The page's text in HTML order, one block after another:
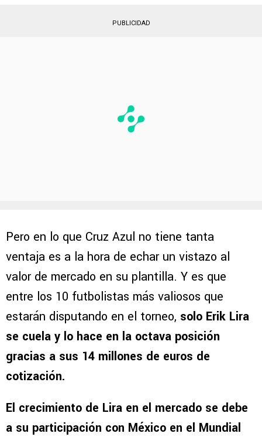
PUBLICIDAD
Pero en lo que Cruz Azul no tiene tanta
ventaja es a la hora de echar un vistazo al
valor de mercado en su plantilla. Y es que
entre los 10 futbolistas más valiosos que
estarán disputando en el torneo, solo Erik Lira
se cuela y lo hace en la octava posición
gracias a sus 14 millones de euros de
cotización.
El crecimiento de Lira en el mercado se debe
a su participación con México en el Mundial